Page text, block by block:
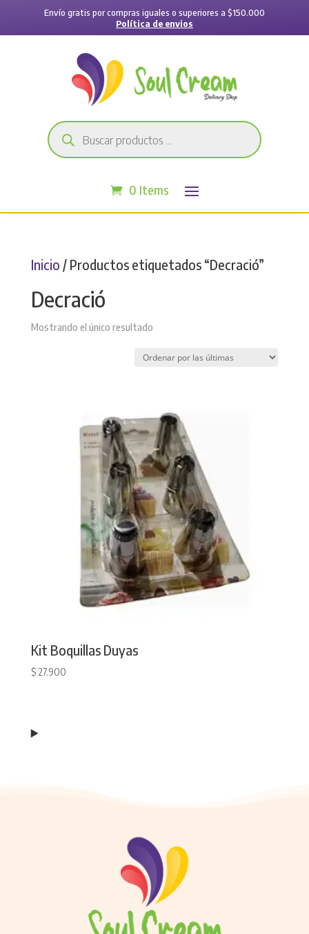
Envío gratis por compras iguales o superiores a $150.000
Política de envios
Búsqueda
de
productos
0 Items
Inicio / Productos etiquetados “Decració”
Decració
Mostrando el único resultado
Kit Boquillas Duyas
$27.900